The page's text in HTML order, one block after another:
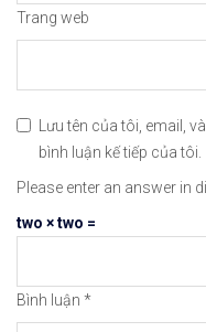
👉Xem cách Đặt
#icmarkets
Trang web
Lưu tên của tôi, email,
bình luận kế tiếp của tôi.
Please enter an answer in
two × two =
Bình luận *